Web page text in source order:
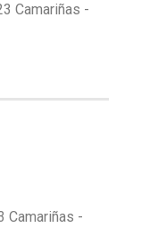
Camariñas -
Camariñas -